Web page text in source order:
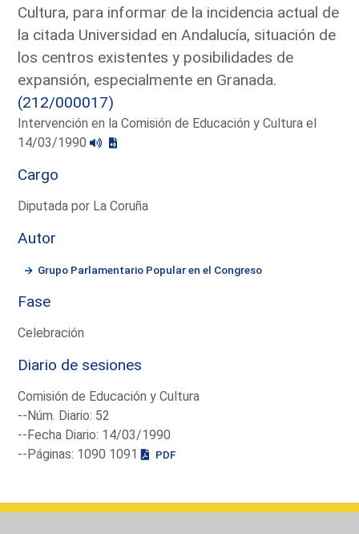
Cultura, para informar de la incidencia actual de
la citada Universidad en Andalucía, situación de
los centros existentes y posibilidades de
expansión, especialmente en Granada.
(212/000017)
Intervención en la Comisión de Educación y Cultura el
14/03/1990
Cargo
Diputada por La Coruña
Autor
Grupo Parlamentario Popular en el Congreso
Fase
Celebración
Diario de sesiones
Comisión de Educación y Cultura
--Núm. Diario: 52
--Fecha Diario: 14/03/1990
--Páginas: 1090 1091
PDF